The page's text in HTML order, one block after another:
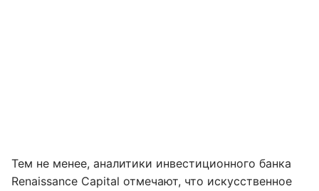
Тем не менее, аналитики инвестиционного банка
Renaissance Capital отмечают, что искусственное